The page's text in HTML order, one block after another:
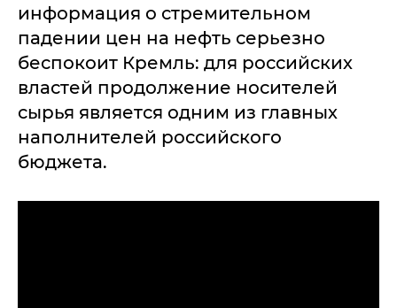
информация о стремительном
падении цен на нефть серьезно
беспокоит Кремль: для российских
властей продолжение носителей
сырья является одним из главных
наполнителей российского
бюджета.